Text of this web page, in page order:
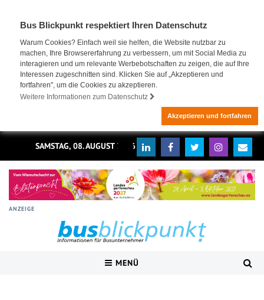
Bus Blickpunkt respektiert Ihren Datenschutz
Warum Cookies? Einfach weil sie helfen, die Website nutzbar zu
machen, Ihre Browsererfahrung zu verbessern, um mit Social Media zu
interagieren und um relevante Werbebotschaften zu zeigen, die auf Ihre
Interessen zugeschnitten sind. Klicken Sie auf „Akzeptieren und
fortfahren", um die Cookies zu akzeptieren.
Weitere Informationen zum Datenschutz
Akzeptieren und fortfahren
SAMSTAG, 08. AUGUST 2026
ANZEIGE
MENÜ